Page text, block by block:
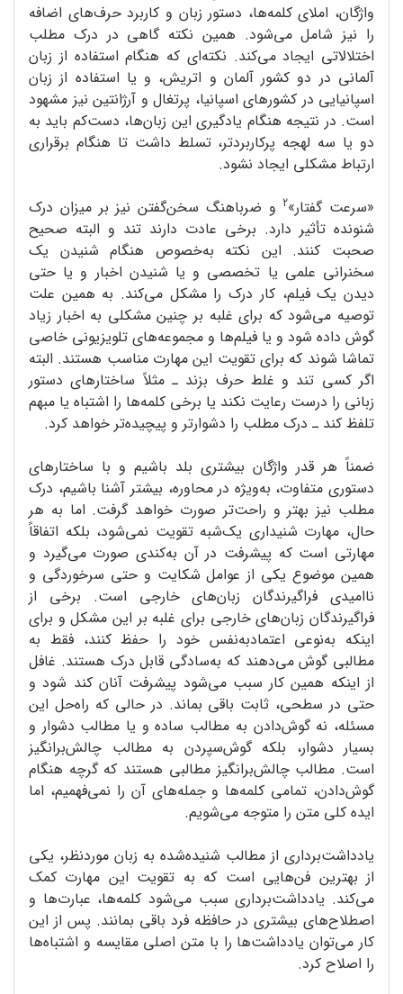
واژگان، املای کلمه‌ها، دستور زبان و کاربرد حرف‌های اضافه
را نیز شامل می‌شود. همین نکته گاهی در درک مطلب
اختلالاتی ایجاد می‌کند. نکته‌ای که هنگام استفاده از زبان
آلمانی در دو کشور آلمان و اتریش، و یا استفاده از زبان
اسپانیایی در کشورهای اسپانیا، پرتغال و آرژانتین نیز مشهود
است. در نتیجه هنگام یادگیری این زبان‌ها، دست‌کم باید به
دو یا سه لهجه پرکاربردتر، تسلط داشت تا هنگام برقراری
ارتباط مشکلی ایجاد نشود.
«سرعت گفتار»2 و ضرباهنگ سخن‌گفتن نیز بر میزان درک
شنونده تأثیر دارد. برخی عادت دارند تند و البته صحیح
صحبت کنند. این نکته به‌خصوص هنگام شنیدن یک
سخنرانی علمی یا تخصصی و یا شنیدن اخبار و یا حتی
دیدن یک فیلم، کار درک را مشکل می‌کند. به همین علت
توصیه می‌شود که برای غلبه بر چنین مشکلی به اخبار زیاد
گوش داده شود و یا فیلم‌ها و مجموعه‌های تلویزیونی خاصی
تماشا شوند که برای تقویت این مهارت مناسب هستند. البته
اگر کسی تند و غلط حرف بزند ـ مثلاً ساختارهای دستور
زبانی را درست رعایت نکند یا برخی کلمه‌ها را اشتباه یا مبهم
تلفظ کند ـ درک مطلب را دشوارتر و پیچیده‌تر خواهد کرد.
ضمناً هر قدر واژگان بیشتری بلد باشیم و با ساختارهای
دستوری متفاوت، به‌ویژه در محاوره، بیشتر آشنا باشیم، درک
مطلب نیز بهتر و راحت‌تر صورت خواهد گرفت. اما به هر
حال، مهارت شنیداری یک‌شبه تقویت نمی‌شود، بلکه اتفاقاً
مهارتی است که پیشرفت در آن به‌کندی صورت می‌گیرد و
همین موضوع یکی از عوامل شکایت و حتی سرخوردگی و
ناامیدی فراگیرندگان زبان‌های خارجی است. برخی از
فراگیرندگان زبان‌های خارجی برای غلبه بر این مشکل و برای
اینکه به‌نوعی اعتمادبه‌نفس خود را حفظ کنند، فقط به
مطالبی گوش می‌دهند که به‌سادگی قابل درک هستند. غافل
از اینکه همین کار سبب می‌شود پیشرفت آنان کند شود و
حتی در سطحی، ثابت باقی بماند. در حالی که راه‌حل این
مسئله، نه گوش‌دادن به مطالب ساده و یا مطالب دشوار و
بسیار دشوار، بلکه گوش‌سپردن به مطالب چالش‌برانگیز
است. مطالب چالش‌برانگیز مطالبی هستند که گرچه هنگام
گوش‌دادن، تمامی کلمه‌ها و جمله‌های آن را نمی‌فهمیم، اما
ایده کلی متن را متوجه می‌شویم.
یادداشت‌برداری از مطالب شنیده‌شده به زبان موردنظر، یکی
از بهترین فن‌هایی است که به تقویت این مهارت کمک
می‌کند. یادداشت‌برداری سبب می‌شود کلمه‌ها، عبارت‌ها و
اصطلاح‌های بیشتری در حافظه فرد باقی بمانند. پس از این
کار می‌توان یادداشت‌ها را با متن اصلی مقایسه و اشتبا‌ه‌ها
را اصلاح کرد.